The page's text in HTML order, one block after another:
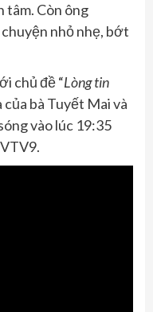
tâm. Còn ông
nhỏ nhẹ, bớt
chủ đề “Lòng tin
bà Tuyết Mai và
vào lúc 19:35